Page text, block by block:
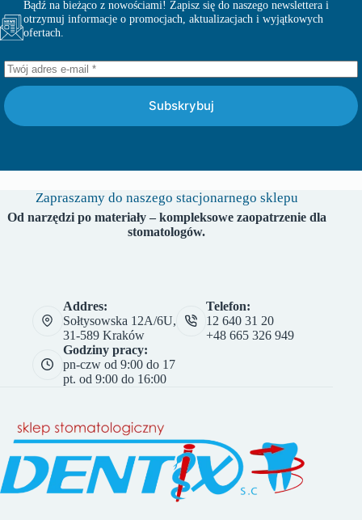
Bądź na bieżąco z nowościami! Zapisz się do naszego newslettera i
otrzymuj informacje o promocjach, aktualizacjach i wyjątkowych
ofertach.
Subskrybuj
Zapraszamy do naszego stacjonarnego sklepu
Od narzędzi po materiały – kompleksowe zaopatrzenie dla
stomatologów.
Addres:
Sołtysowska 12A/6U,
31-589 Kraków
Telefon:
12 640 31 20
+48 665 326 949
Godziny pracy:
pn-czw od 9:00 do 17
pt. od 9:00 do 16:00